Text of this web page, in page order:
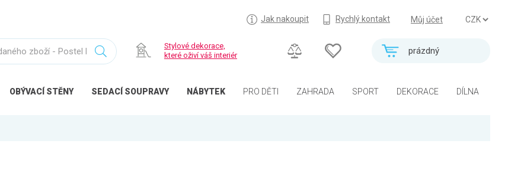
Můj účet
Jak nakoupit Rychlý kontakt
prázdný
Stylové dekorace,
které oživí váš interiér
OBÝVACÍ STĚNY SEDACÍ SOUPRAVY NÁBYTEK PRO DĚTI ZAHRADA SPORT DEKORACE DÍLNA